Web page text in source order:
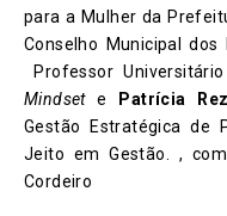
para a Mulher da
Conselho Municipal dos
Professor
Mindsete Patrícia
Gestão Estratégica de
Jeito em Gestão. ,
Cordeiro